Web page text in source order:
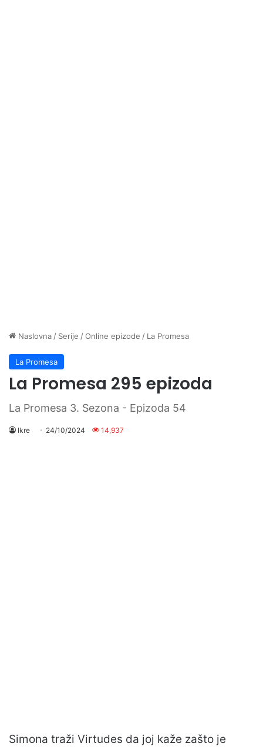
Naslovna / Serije /Online epizode / La Promesa
La Promesa
La Promesa 295 epizoda
La Promesa 3. Sezona - Epizoda 54
Ikre 24/10/2024 14,937
Simona traži Virtudes da joj kaže zašto je